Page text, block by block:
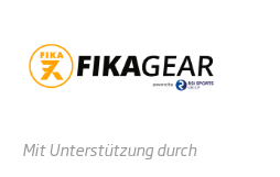
Mit Unterstützung durch